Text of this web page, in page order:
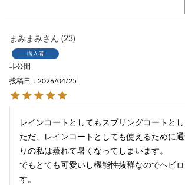
まみまみ 23
購入者
非公開
投稿日 2026/04/25
レインコートとしてもスプリングコートとし
ただ、レインコートとしても使えるために
りの私は蒸れて暑くなってしまいます。
でもとても可愛いし機能性抜群なのでヘビ
す。